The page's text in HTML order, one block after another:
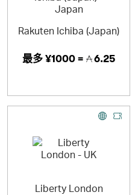
Rakuten Ichiba (Japan)
最多 ¥1000 = 6.25
Liberty London